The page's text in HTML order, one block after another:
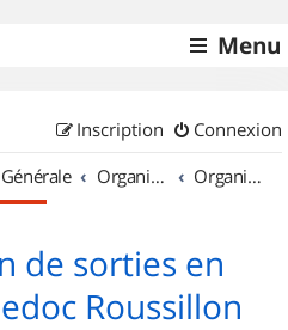
Menu
Connexion
Inscription
Générale Organisation de sorties & Recherche de partenaires Organisation de sorties en région Languedoc Roussillon
de sorties en
Roussillon